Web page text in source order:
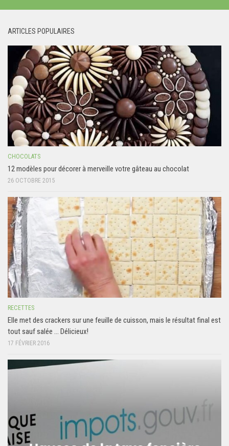
ARTICLES POPULAIRES
CHOCOLATS
12 modèles pour décorer à merveille votre gâteau au chocolat
26 OCTOBRE 2015
RECETTES
Elle met des crackers sur une feuille de cuisson, mais le résultat final est
tout sauf salée … Délicieux!
17 FÉVRIER 2016